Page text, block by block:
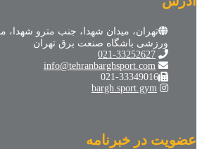
تهران، میدان شهدا، جنب مترو
ورزشی باشگاه صنعت برق تهران
021-33252627
info@tehranbarghsport.com
021-33349016
bargh.sport.gym
عضویت در خبرنامه